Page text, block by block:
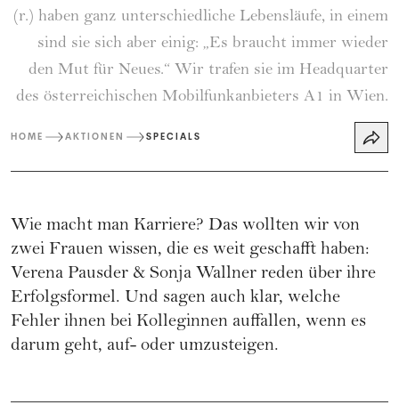
(r.) haben ganz unterschiedliche Lebensläufe, in einem
sind sie sich aber einig: „Es braucht immer wieder
den Mut für Neues.“ Wir trafen sie im Headquarter
des österreichischen Mobilfunkanbieters A1 in Wien.
HOME AKTIONEN SPECIALS
Wie macht man Karriere? Das wollten wir von
zwei Frauen wissen, die es weit geschafft haben:
Verena Pausder & Sonja Wallner reden über ihre
Erfolgsformel. Und sagen auch klar, welche
Fehler ihnen bei Kolleginnen auffallen, wenn es
darum geht, auf- oder umzusteigen.